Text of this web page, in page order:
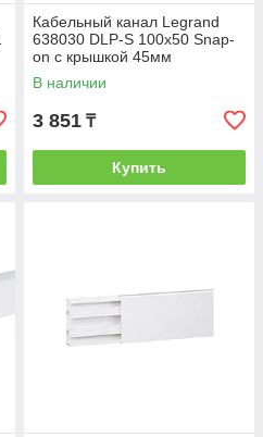
Кабельный канал Legrand
638030 DLP-S 100х50 Snap-
on с крышкой 45мм
В наличии
3 851 ₸
Купить